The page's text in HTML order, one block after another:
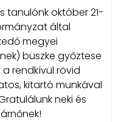
tanulónk október 21-
által
megyei
büszke győztese
rendkívül rövid
kitartó munkával
neki és